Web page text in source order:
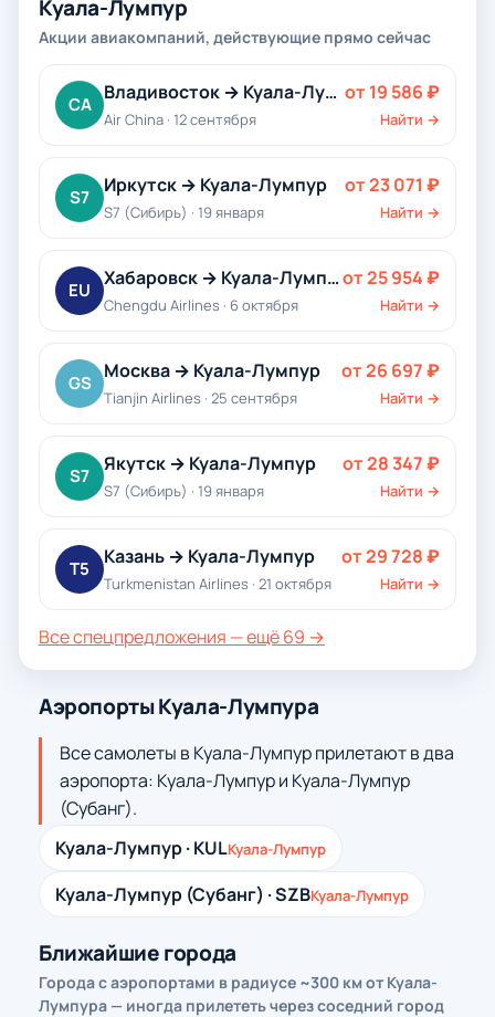
Куала-Лумпур
Акции авиакомпаний, действующие прямо сейчас
CA
Владивосток → Куала-Лумпур
Air China · 12 сентября
от 19 586 ₽
Найти →
S7
Иркутск → Куала-Лумпур
S7 (Сибирь) · 19 января
от 23 071 ₽
Найти →
EU
Хабаровск → Куала-Лумпур
Chengdu Airlines · 6 октября
от 25 954 ₽
Найти →
GS
Москва → Куала-Лумпур
Tianjin Airlines · 25 сентября
от 26 697 ₽
Найти →
S7
Якутск → Куала-Лумпур
S7 (Сибирь) · 19 января
от 28 347 ₽
Найти →
T5
Казань → Куала-Лумпур
Turkmenistan Airlines · 21 октября
от 29 728 ₽
Найти →
Все спецпредложения — ещё 69 →
Аэропорты Куала-Лумпура
Все самолеты в Куала-Лумпур прилетают в два
аэропорта: Куала-Лумпур и Куала-Лумпур
(Субанг).
Куала-Лумпур · KULКуала-Лумпур
Куала-Лумпур (Субанг) · SZBКуала-Лумпур
Ближайшие города
Города с аэропортами в радиусе ~300 км от Куала-
Лумпура — иногда прилететь через соседний город